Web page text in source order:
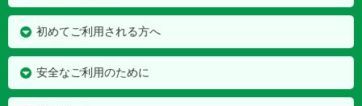
初めてご利用される方へ
安全なご利用のために